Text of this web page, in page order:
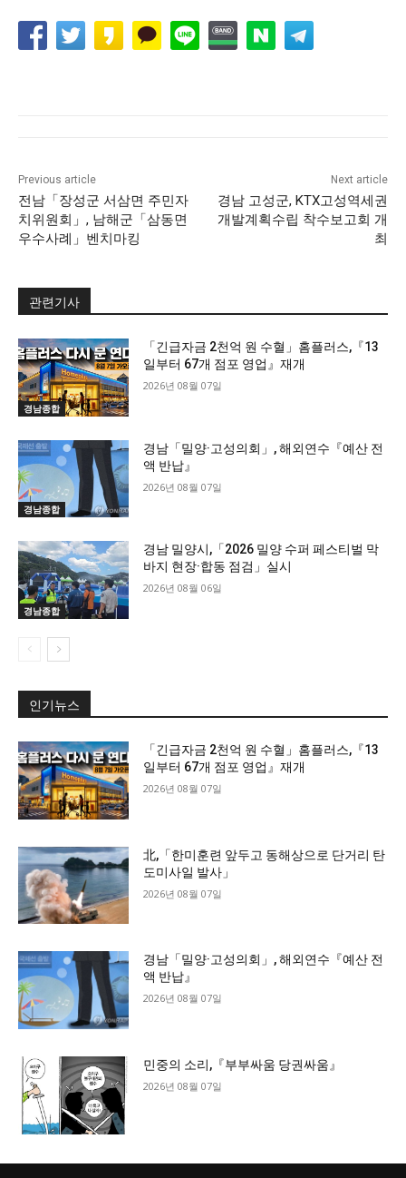
Previous article
전남「장성군 서삼면 주민자
치위원회」, 남해군「삼동면
우수사례」벤치마킹
Next article
경남 고성군, KTX고성역세권
개발계획수립 착수보고회 개
최
관련기사
경남종합
「긴급자금 2천억 원 수혈」홈플러스,『13
일부터 67개 점포 영업』재개
2026년 08월 07일
경남종합
경남「밀양·고성의회」, 해외연수『예산 전
액 반납』
2026년 08월 07일
경남종합
경남 밀양시,「2026 밀양 수퍼 페스티벌 막
바지 현장·합동 점검」실시
2026년 08월 06일
인기뉴스
「긴급자금 2천억 원 수혈」홈플러스,『13
일부터 67개 점포 영업』재개
2026년 08월 07일
北,「한미훈련 앞두고 동해상으로 단거리 탄
도미사일 발사」
2026년 08월 07일
경남「밀양·고성의회」, 해외연수『예산 전
액 반납』
2026년 08월 07일
민중의 소리,『부부싸움 당권싸움』
2026년 08월 07일